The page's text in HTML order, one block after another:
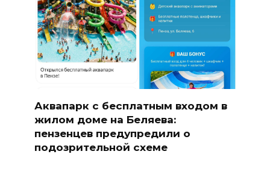
Аквапарк с бесплатным входом в
жилом доме на Беляева:
пензенцев предупредили о
подозрительной схеме